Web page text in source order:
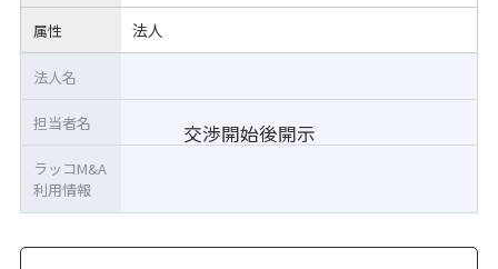
属性 法人
交渉開始後開示
法人名
担当者名
ラッコM&A
利用情報